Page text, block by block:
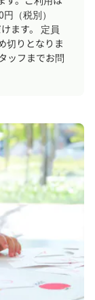
円（税別）
ます。 定員
切りとなりま
ッフまでお問